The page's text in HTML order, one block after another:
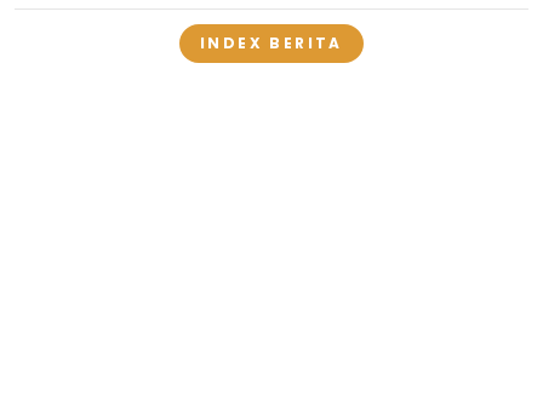
INDEX BERITA